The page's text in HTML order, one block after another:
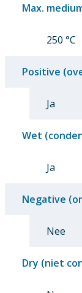
Max.
250 °C
Positive
Ja
Wet
Ja
Negative
Nee
Dry (niet